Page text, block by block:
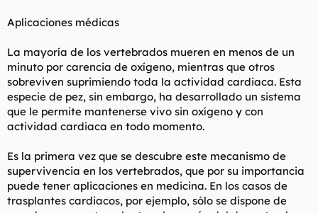
Aplicaciones médicas
La mayoría de los vertebrados mueren en menos de un
minuto por carencia de oxígeno, mientras que otros
sobreviven suprimiendo toda la actividad cardiaca. Esta
especie de pez, sin embargo, ha desarrollado un sistema
que le permite mantenerse vivo sin oxígeno y con
actividad cardiaca en todo momento.
Es la primera vez que se descubre este mecanismo de
supervivencia en los vertebrados, que por su importancia
puede tener aplicaciones en medicina. En los casos de
trasplantes cardiacos, por ejemplo, sólo se dispone de